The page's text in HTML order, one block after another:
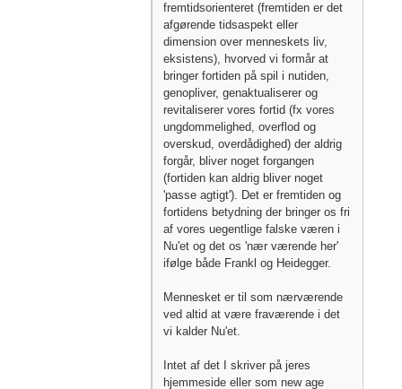
fremtidsorienteret (fremtiden er det
afgørende tidsaspekt eller
dimension over menneskets liv,
eksistens), hvorved vi formår at
bringer fortiden på spil i nutiden,
genopliver, genaktualiserer og
revitaliserer vores fortid (fx vores
ungdommelighed, overflod og
overskud, overdådighed) der aldrig
forgår, bliver noget forgangen
(fortiden kan aldrig bliver noget
'passe agtigt'). Det er fremtiden og
fortidens betydning der bringer os fri
af vores uegentlige falske væren i
Nu'et og det os 'nær værende her'
ifølge både Frankl og Heidegger.
Mennesket er til som nærværende
ved altid at være fraværende i det
vi kalder Nu'et.
Intet af det I skriver på jeres
hjemmeside eller som new age